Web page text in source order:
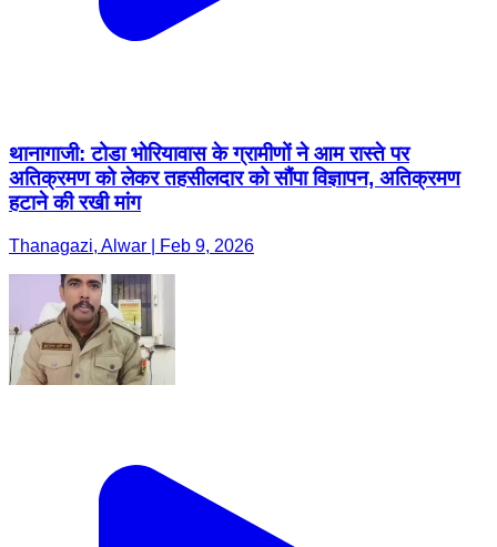
थानागाजी: टोडा भोरियावास के ग्रामीणों ने आम रास्ते पर
अतिक्रमण को लेकर तहसीलदार को सौंपा विज्ञापन, अतिक्रमण
हटाने की रखी मांग
Thanagazi, Alwar | Feb 9, 2026